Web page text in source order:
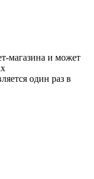
магазина и может
один раз в